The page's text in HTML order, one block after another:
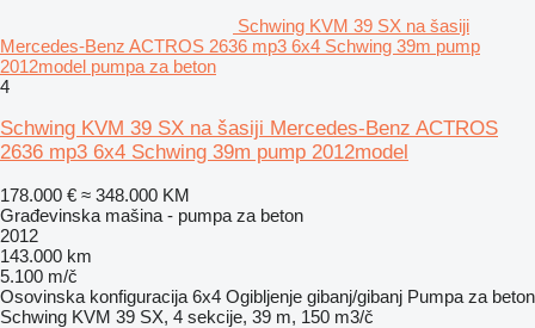
Schwing KVM 39 SX na šasiji
Mercedes-Benz ACTROS 2636 mp3 6x4 Schwing 39m pump
2012model pumpa za beton
4
Schwing KVM 39 SX na šasiji Mercedes-Benz ACTROS
2636 mp3 6x4 Schwing 39m pump 2012model
178.000 € ≈ 348.000 KM
Građevinska mašina - pumpa za beton
2012
143.000 km
5.100 m/č
Osovinska konfiguracija 6x4 Ogibljenje gibanj/gibanj Pumpa za beton
Schwing KVM 39 SX, 4 sekcije, 39 m, 150 m3/č